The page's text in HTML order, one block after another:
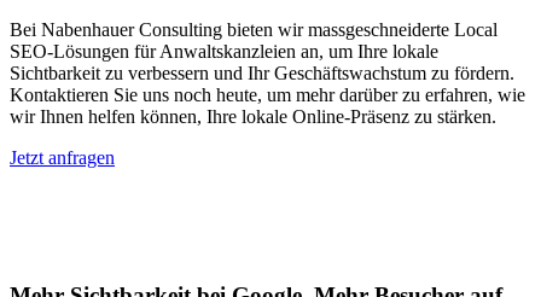
Bei Nabenhauer Consulting bieten wir massgeschneiderte Local
SEO-Lösungen für Anwaltskanzleien an, um Ihre lokale
Sichtbarkeit zu verbessern und Ihr Geschäftswachstum zu fördern.
Kontaktieren Sie uns noch heute, um mehr darüber zu erfahren, wie
wir Ihnen helfen können, Ihre lokale Online-Präsenz zu stärken.
Jetzt anfragen